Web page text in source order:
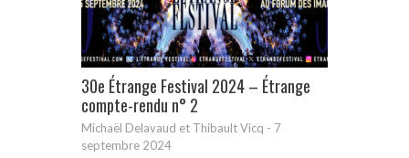
30e Étrange Festival 2024 – Étrange
compte-rendu n° 2
Michaël Delavaud et Thibault Vicq - 7
septembre 2024